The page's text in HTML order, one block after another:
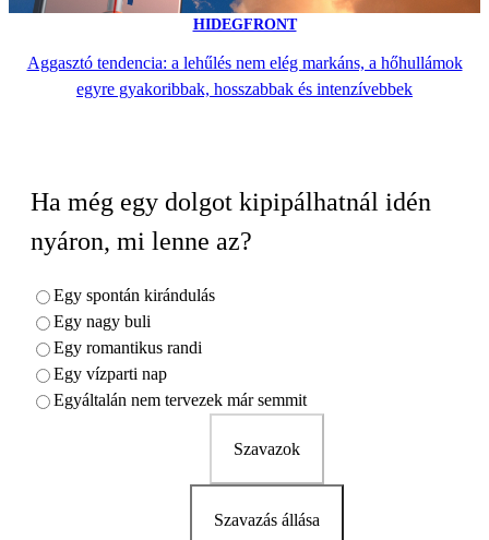
HIDEGFRONT
Aggasztó tendencia: a lehűlés nem elég markáns, a hőhullámok
egyre gyakoribbak, hosszabbak és intenzívebbek
Ha még egy dolgot kipipálhatnál idén
nyáron, mi lenne az?
Egy spontán kirándulás
Egy nagy buli
Egy romantikus randi
Egy vízparti nap
Egyáltalán nem tervezek már semmit
Szavazok
Szavazás állása